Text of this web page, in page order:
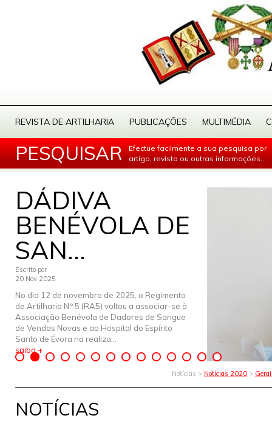
REVISTA DE ARTILHARIA PUBLICAÇÕES MULTIMÉDIA
PESQUISAR
Efectue facilmente a sua pesquisa por
artigo, revista ou outras informações...
DÁDIVA
BENÉVOLA DE
SAN...
Escrito por
20 Nov 2025
No dia 12 de novembro de 2025, o Regimento
de Artilharia N.º 5 (RA5) voltou a associar-se à
Associação Benévola de Dadores de Sangue
de Vendas Novas e ao Hospital do Espírito
Santo de Évora na realiza...
saiba +
Notícias > Notícias 2020 >
NOTÍCIAS